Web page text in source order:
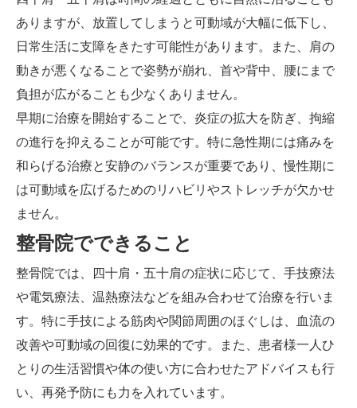
ありますが、放置してしまうと可動域が大幅に低下し、
日常生活に支障をきたす可能性があります。また、肩の
動きが悪くなることで姿勢が崩れ、首や背中、腰にまで
負担が広がることも少なくありません。
早期に治療を開始することで、炎症の拡大を防ぎ、拘縮
の進行を抑えることが可能です。特に急性期には痛みを
和らげる治療と安静のバランスが重要であり、慢性期に
は可動域を広げるためのリハビリやストレッチが欠かせ
ません。
整骨院でできること
整骨院では、四十肩・五十肩の症状に応じて、手技療法
や電気療法、温熱療法などを組み合わせて治療を行いま
す。特に手技による筋肉や関節周囲のほぐしは、血流の
改善や可動域の回復に効果的です。また、患者様一人ひ
とりの生活習慣や体の使い方に合わせたアドバイスも行
い、再発予防にも力を入れています。